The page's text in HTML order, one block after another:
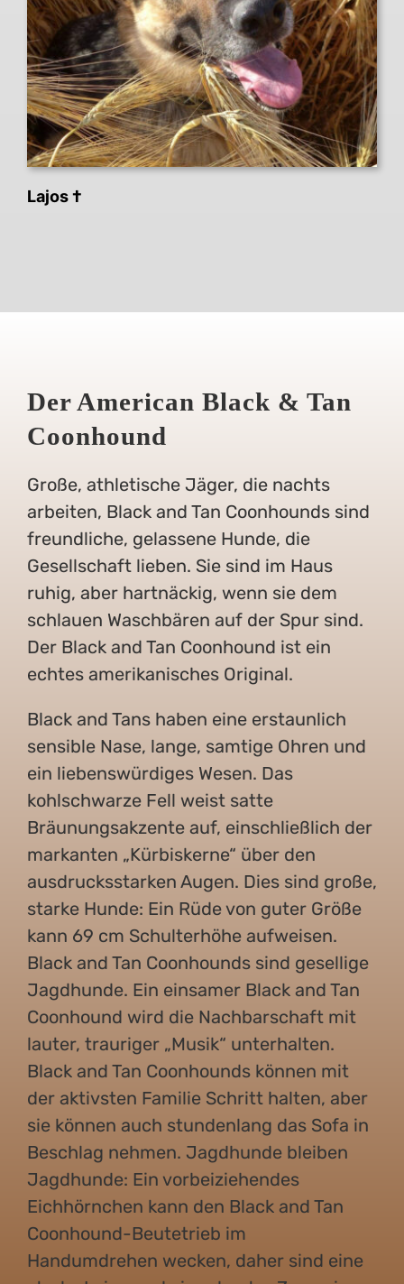
Lajos †
Der American Black & Tan
Coonhound
Große, athletische Jäger, die nachts
arbeiten, Black and Tan Coonhounds sind
freundliche, gelassene Hunde, die
Gesellschaft lieben. Sie sind im Haus
ruhig, aber hartnäckig, wenn sie dem
schlauen Waschbären auf der Spur sind.
Der Black and Tan Coonhound ist ein
echtes amerikanisches Original.
Black and Tans haben eine erstaunlich
sensible Nase, lange, samtige Ohren und
ein liebenswürdiges Wesen. Das
kohlschwarze Fell weist satte
Bräunungsakzente auf, einschließlich der
markanten „Kürbiskerne“ über den
ausdrucksstarken Augen. Dies sind große,
starke Hunde: Ein Rüde von guter Größe
kann 69 cm Schulterhöhe aufweisen.
Black and Tan Coonhounds sind gesellige
Jagdhunde. Ein einsamer Black and Tan
Coonhound wird die Nachbarschaft mit
lauter, trauriger „Musik“ unterhalten.
Black and Tan Coonhounds können mit
der aktivsten Familie Schritt halten, aber
sie können auch stundenlang das Sofa in
Beschlag nehmen. Jagdhunde bleiben
Jagdhunde: Ein vorbeiziehendes
Eichhörnchen kann den Black and Tan
Coonhound-Beutetrieb im
Handumdrehen wecken, daher sind eine